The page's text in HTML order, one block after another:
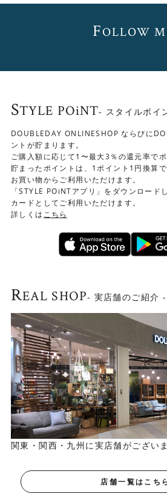
FOLLOW
STYLE POiNT- スタイルポイ
DOUBLEDAY ONLINESHOP ならびに
ントが貯まります。
ご購入額に応じて1〜最大3％の還元率で
貯まったポイントは、1ポイント1円換算
お買い物からご利用いただけます。
「STYLE POiNTアプリ」をダウンロード
カードとしてご利用いただけます。
詳しくは こちら
REAL SHOP- 実店舗のご紹介 -
関東・関西・九州に実店舗がございま
店舗一覧はこち